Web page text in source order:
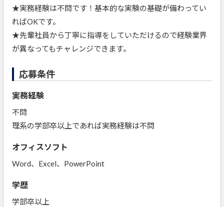
★実務経験は不問です！基本的な実験の基礎が備わってい
ればOKです。
★先輩社員から丁寧に指導をしていただけるので経験業界
が異なってもチャレンジできます。
応募条件
実務経験
不問
理系の学部卒以上であれば実務経験は不問
オフィスソフト
Word、Excel、PowerPoint
学歴
学部卒以上